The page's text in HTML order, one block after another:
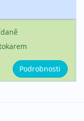
Podrobnosti